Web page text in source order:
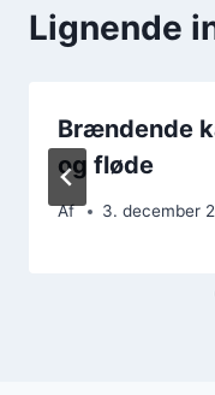
Lignende
Brændende
og fløde
Af 3. december